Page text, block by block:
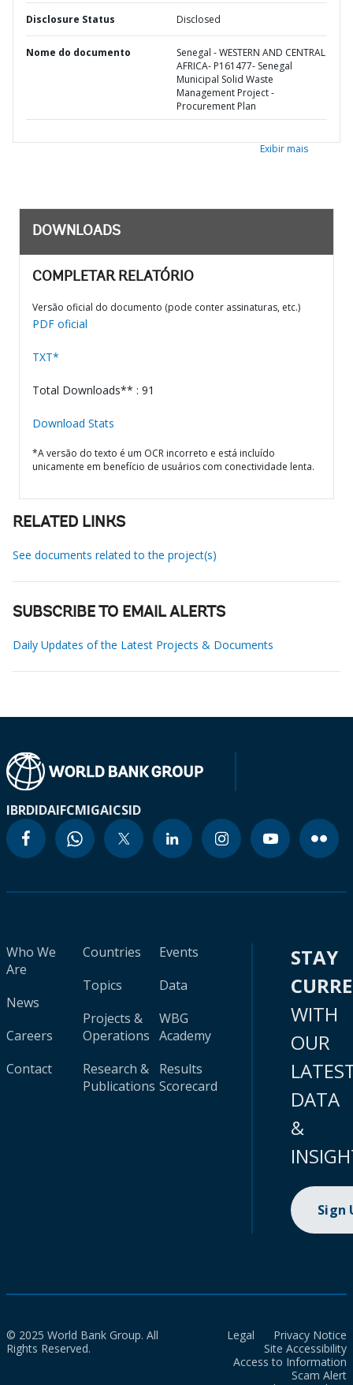
Disclosure Status Disclosed
Nome do documento
Senegal - WESTERN AND CENTRAL
AFRICA- P161477- Senegal
Municipal Solid Waste
Management Project -
Procurement Plan
Exibir mais
DOWNLOADS
COMPLETAR RELATÓRIO
Versão oficial do documento (pode conter assinaturas, etc.)
PDF oficial
TXT*
Total Downloads** : 91
Download Stats
*A versão do texto é um OCR incorreto e está incluído
unicamente em benefício de usuários com conectividade lenta.
RELATED LINKS
See documents related to the project(s)
SUBSCRIBE TO EMAIL ALERTS
Daily Updates of the Latest Projects & Documents
IBRDIDAIFCMIGAICSID
Who We
Are
News
Careers
Contact
Countries
Topics
Projects &
Operations
Research &
Publications
Events
Data
WBG
Academy
Results
Scorecard
STAY
WITH
OUR
DATA
&
Sign
© 2025 World Bank Group. All
Rights Reserved.
Legal
Privacy Notice
Site Accessibility
Access to Information
Scam Alert